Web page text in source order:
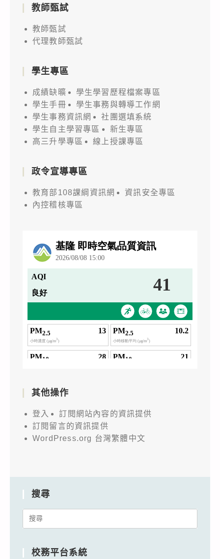
教師甄試
教師甄試
代理教師甄試
學生專區
成績缺曠
學生學習歷程檔案專區
學生手冊
學生事務與轉導工作網
學生事務資訊網
社團選填系統
學生自主學習專區
新生專區
高三升學專區
線上授課專區
政令宣導專區
教育部108課綱資訊網
資訊安全專區
內控稽核專區
其他操作
登入
訂閱網站內容的資訊提供
訂閱留言的資訊提供
WordPress.org 台灣繁體中文
搜尋
Search
校務平台系統